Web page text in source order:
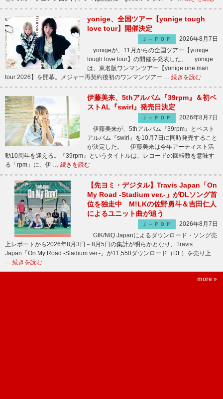
yonige、全国ツアー【yonige tough
love tour】開催決定
Ｊ－ＰＯＰ
2026年8月7日
yonigeが、11月からの全国ツアー【yonige
tough love tour】の開催を発表した。 yonige
は、東名阪ワンマンツアー【yonige one man
tour 2026】を開幕。メジャー再契約後初のワンマンツアー … 続きを読む
伊藤美来、5thアルバム『39rpm』＆初ベ
ストAL『swirl』発売日決定
Ｊ－ＰＯＰ
2026年8月7日
伊藤美来が、5thアルバム『39rpm』とベスト
アルバム『swirl』を10月7日に同時発売すること
が決定した。 伊藤美来は今年アーティスト活
動10周年を迎える。『39rpm』というタイトルは、レコードの回転数を意味す
る「rpm」に、伊 … 続きを読む
【先ヨミ・デジタル】Travis Japan「On
My Road -Stadium ver.-」がDLソング首
位を独走中 M!LKの佐野勇斗＆吉田仁人
によるユニット曲が追う
Ｊ－ＰＯＰ
2026年8月7日
GfK/NIQ Japanによるダウンロード・ソング売
上レポートから2026年8月3日～8月5日の集計が明らかとなり、Travis
Japan「On My Road -Stadium ver.-」が11,550ダウンロード（DL）を売り上
… 続きを読む
more »